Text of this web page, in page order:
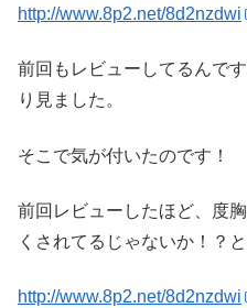
http://www.8p2.net/8d2nzdwi
前回もレビューしてるんで
り見ました。
そこで気が付いたのです！
前回レビューしたほど、度
くされてるじゃないか！？と
http://www.8p2.net/8d2nzdwi